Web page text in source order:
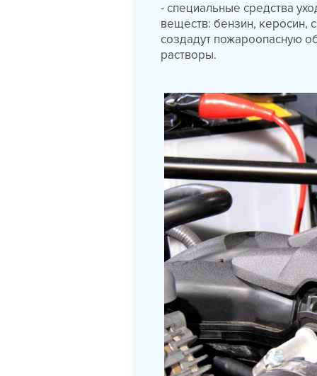
- специальные средства
веществ: бензин, керосин,
создадут пожароопасную
растворы.